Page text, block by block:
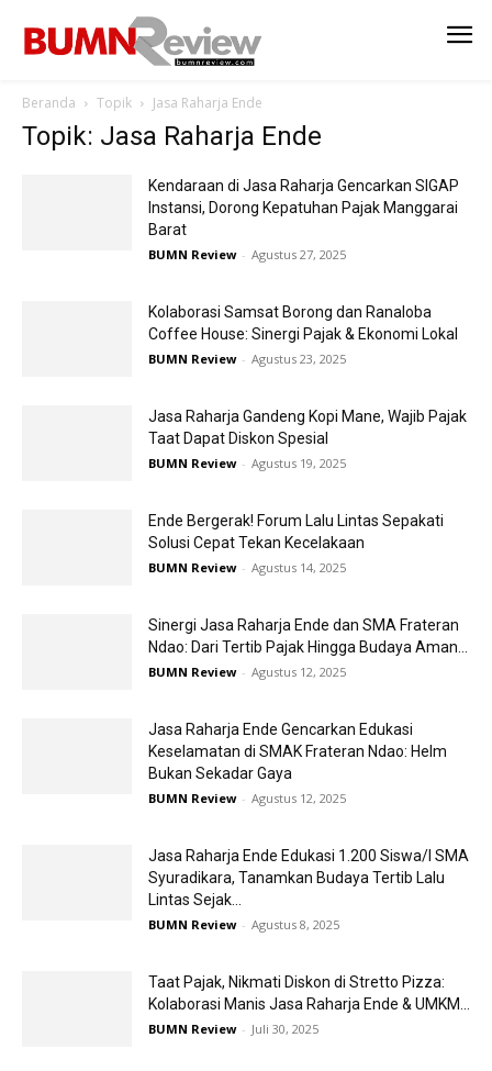
Beranda Topik Jasa Raharja Ende
Topik: Jasa Raharja Ende
Kendaraan di Jasa Raharja Gencarkan SIGAP
Instansi, Dorong Kepatuhan Pajak Manggarai
Barat
BUMN Review - Agustus 27, 2025
Kolaborasi Samsat Borong dan Ranaloba
Coffee House: Sinergi Pajak & Ekonomi Lokal
BUMN Review - Agustus 23, 2025
Jasa Raharja Gandeng Kopi Mane, Wajib Pajak
Taat Dapat Diskon Spesial
BUMN Review - Agustus 19, 2025
Ende Bergerak! Forum Lalu Lintas Sepakati
Solusi Cepat Tekan Kecelakaan
BUMN Review - Agustus 14, 2025
Sinergi Jasa Raharja Ende dan SMA Frateran
Ndao: Dari Tertib Pajak Hingga Budaya Aman...
BUMN Review - Agustus 12, 2025
Jasa Raharja Ende Gencarkan Edukasi
Keselamatan di SMAK Frateran Ndao: Helm
Bukan Sekadar Gaya
BUMN Review - Agustus 12, 2025
Jasa Raharja Ende Edukasi 1.200 Siswa/I SMA
Syuradikara, Tanamkan Budaya Tertib Lalu
Lintas Sejak...
BUMN Review - Agustus 8, 2025
Taat Pajak, Nikmati Diskon di Stretto Pizza:
Kolaborasi Manis Jasa Raharja Ende & UMKM...
BUMN Review - Juli 30, 2025